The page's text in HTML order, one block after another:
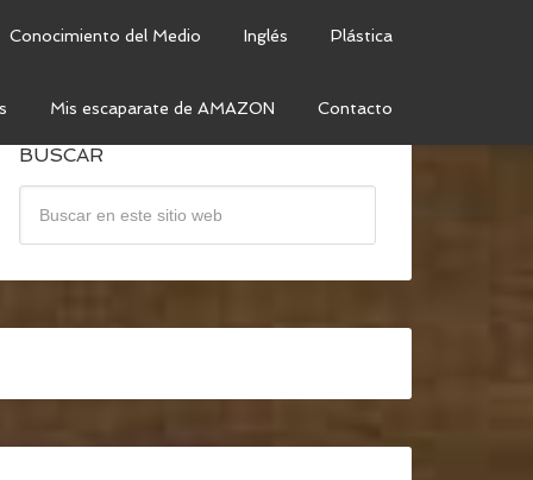
Conocimiento del Medio Inglés Plástica
Mis escaparate de AMAZON Contacto
BUSCAR